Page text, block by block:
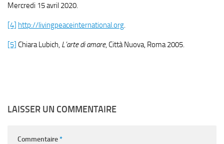
Mercredi 15 avril 2020.
[4] http://livingpeaceinternational.org.
[5] Chiara Lubich, L’arte di amare, Città Nuova, Roma 2005.
LAISSER UN COMMENTAIRE
Commentaire*